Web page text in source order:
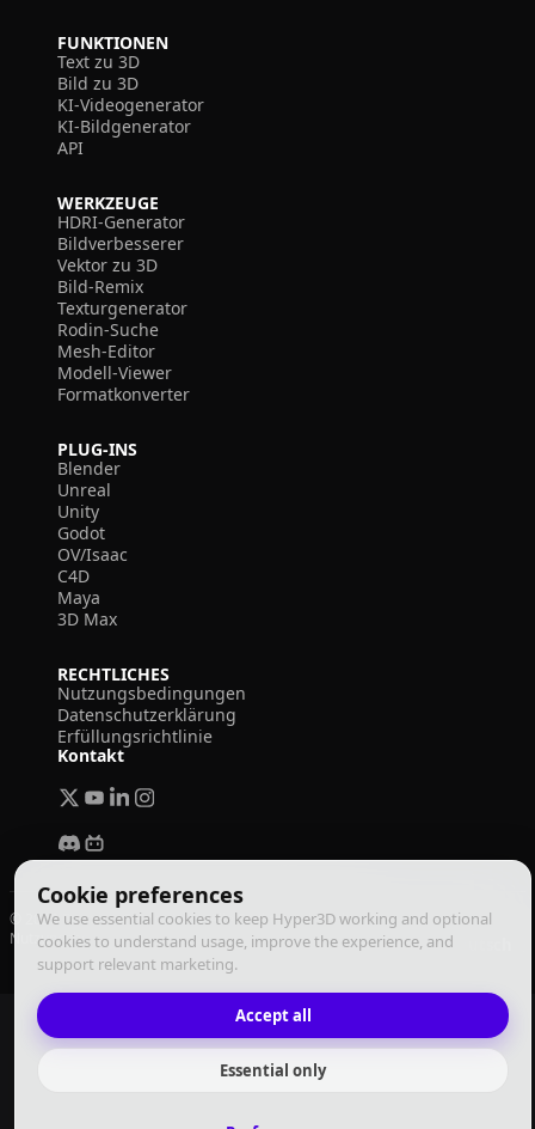
Cookie preferences
We use essential cookies to keep Hyper3D working and optional
cookies to understand usage, improve the experience, and
support relevant marketing.
Accept all
Essential only
FUNKTIONEN
Text zu 3D
Bild zu 3D
KI-Videogenerator
KI-Bildgenerator
API
WERKZEUGE
HDRI-Generator
Bildverbesserer
Vektor zu 3D
Bild-Remix
Texturgenerator
Rodin-Suche
Mesh-Editor
Modell-Viewer
Formatkonverter
PLUG-INS
Blender
Unreal
Unity
Godot
OV/Isaac
C4D
Maya
3D Max
RECHTLICHES
Nutzungsbedingungen
Datenschutzerklärung
Erfüllungsrichtlinie
Kontakt
© 2026 Deemos Corporation. Alle Rechte vorbehalten
NutzungsbedingungenDatenschutzrichtlinieErfüllungsrichtlinie Deutsch